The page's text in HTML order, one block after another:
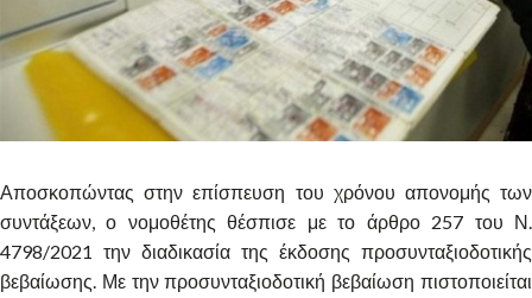
Αποσκοπώντας στην επίσπευση του χρόνου απονομής των
συντάξεων, ο νομοθέτης θέσπισε με το άρθρο 257 του Ν.
4798/2021 την διαδικασία της έκδοσης προσυνταξιοδοτικής
βεβαίωσης. Με την προσυνταξιοδοτική βεβαίωση πιστοποιείται